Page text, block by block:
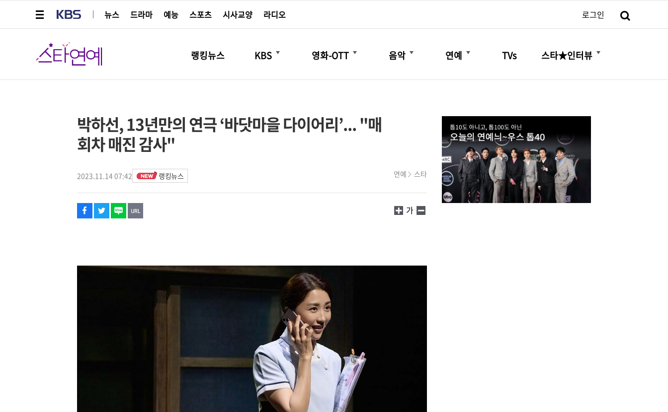
뉴스
드라마 예능 스포츠 시사교양 라디오 로그인
스타연예
랭킹뉴스 KBS
더보기
영화-OTT
더보기
음악
더보기
연예
더보기
TVs 스타★인터뷰
더보기
박하선, 13년만의 연극 ‘바닷마을 다이어리’... "매
회차 매진 감사"
2023.11.14 07:42 랭킹뉴스 연예 스타
페이스북
트위터
네이버
URL복사
글씨 작게보기
가
글씨 크게보기
스타박스